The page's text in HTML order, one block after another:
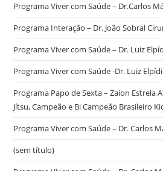
Programa Viver com Saúde – Dr.Carlos
Programa Interação – Dr. João Sobral
Programa Viver com Saúde – Dr. Luiz
Programa Viver com Saúde -Dr. Luiz
Programa Papo de Sexta – Zaion Estrela
Jítsu, Campeão e Bi Campeão Brasileiro
Programa Viver com Saúde – Dr. Carlos
(sem título)